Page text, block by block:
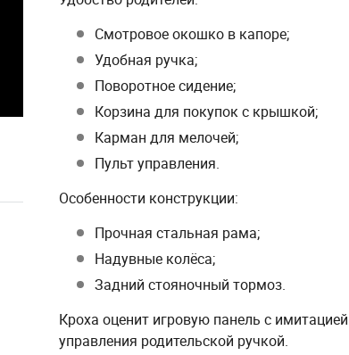
Смотровое окошко в капоре;
Удобная ручка;
Поворотное сидение;
Корзина для покупок с крышкой;
Карман для мелочей;
Пульт управления.
Особенности конструкции:
Прочная стальная рама;
Надувные колёса;
Задний стояночный тормоз.
Кроха оценит игровую панель с
управления родительской ручкой.